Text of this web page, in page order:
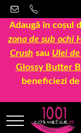
Adaugă în coșul
zona de sub ochi
Crush sau Ulei
Glossy Butter
beneficiezi